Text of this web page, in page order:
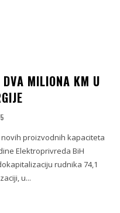
MILIONA KM U
proizvodnih kapaciteta
Elektroprivreda BiH
rudnika 74,1
u...